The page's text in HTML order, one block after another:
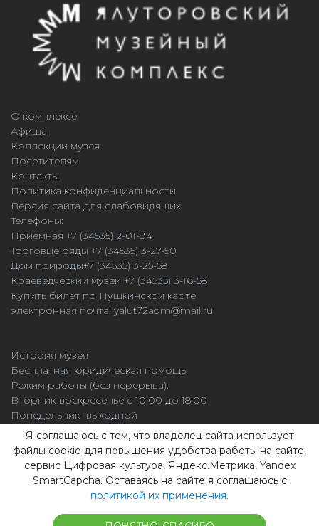
О комплексе
Афиша
Коллекции музея
Посетителям
Контакты
Политика конфиденциальности
Версия сайта для слабовидящих
Телефоны:
Приемная +7 (34535) 2-01-94
Торговые ряды +7 (34535) 3-27-50
Дом природы+7 (34535) 3-25-58
Краеведческий музей +7 (34535) 3-16-58
Купить билет по Пушкинской карте
электронная почта: yalut72adm@mail.ru
История музея
Бесплатная юридическая помощь
Режим работы (без перерыва):
Вторник-воскресенье с 10:00 до 18:00
Понедельник- выходной
Касса работает до 17:30
© 2013-2026,ЯЛУТОРОВСКИЙ МУЗЕЙНЫЙ КОМПЛЕКС. Все права
Сайт разработан в студии Эксперт
Я соглашаюсь с тем, что владелец сайта использует
файлы cookie для повышения удобства работы на сайте,
сервис Цифровая культура, Яндекс.Метрика, Yandex
SmartCapcha. Оставаясь на сайте я соглашаюсь с
политикой их применения.